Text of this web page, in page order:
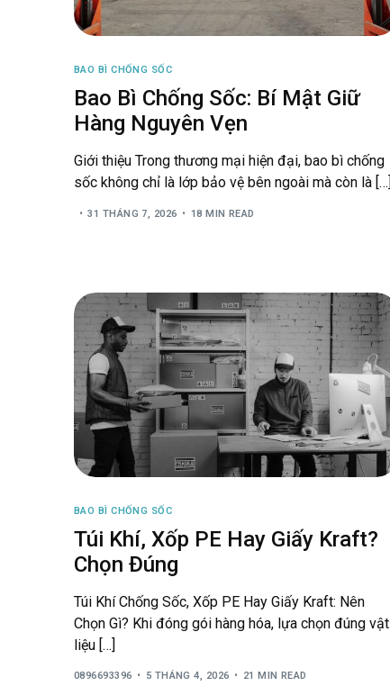
BAO BÌ CHỐNG SỐC
Bao Bì Chống Sốc: Bí Mật Giữ
Hàng Nguyên Vẹn
Giới thiệu Trong thương mại hiện đại, bao bì chống
sốc không chỉ là lớp bảo vệ bên ngoài mà còn là […]
31 THÁNG 7, 2026 18 MIN READ
BAO BÌ CHỐNG SỐC
Túi Khí, Xốp PE Hay Giấy Kraft?
Chọn Đúng
Túi Khí Chống Sốc, Xốp PE Hay Giấy Kraft: Nên
Chọn Gì? Khi đóng gói hàng hóa, lựa chọn đúng vật
liệu […]
0896693396 5 THÁNG 4, 2026 21 MIN READ